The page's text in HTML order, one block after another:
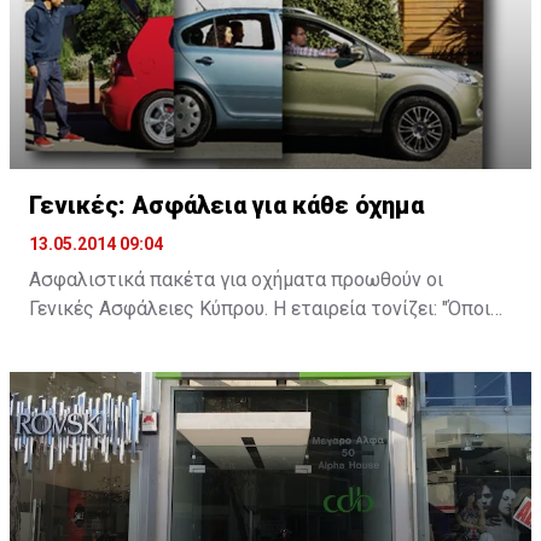
Γενικές: Ασφάλεια για κάθε όχημα
13.05.2014 09:04
Ασφαλιστικά πακέτα για οχήματα προωθούν οι
Γενικές Ασφάλειες Κύπρου. Η εταιρεία τονίζει: "Όποιο
αβεβαιότητα των καιρών, παραμένουμε υπεύθυνα
δίπλα σας, με ολοκληρωμένα ασφαλιστικά σχέδια που
καλύπτουν τις ανάγκες και τις απαιτήσεις σας".
Οι Γενικές προσφέρουν τέσσερα ασφαλιστικά σχέδια